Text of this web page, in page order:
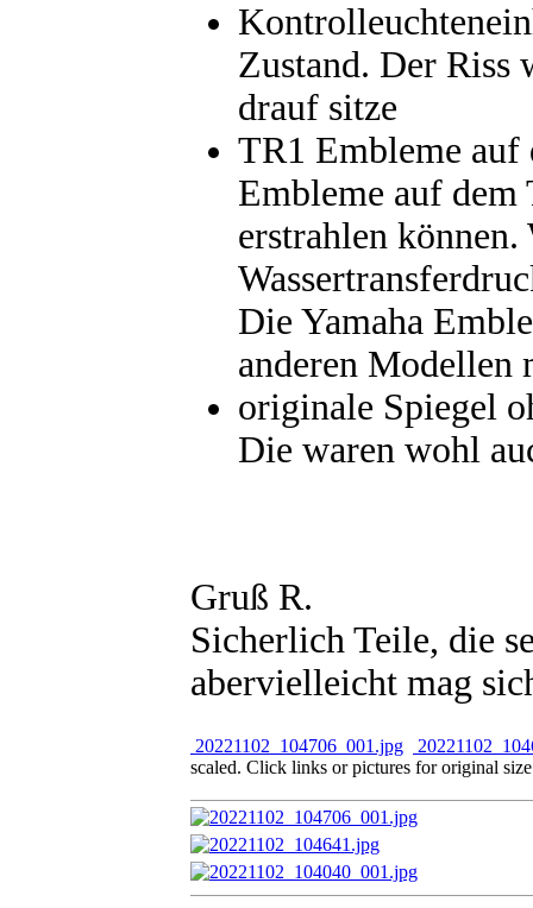
Zustand. Der Riss
drauf sitze
TR1 Embleme auf
Embleme auf dem
erstrahlen
Die Yamaha
anderen Modellen
originale Spiegel
Die waren wohl
Gruß R.
Sicherlich Teile, die
abervielleicht mag
20221102_104706_001.jpg
scaled. Click links or pictures for original